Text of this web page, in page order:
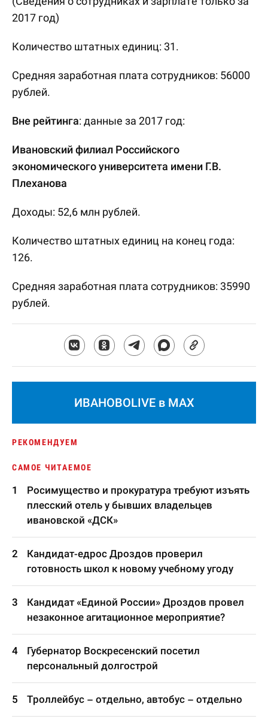
2017 год)
Количество штатных единиц: 31.
Средняя заработная плата сотрудников: 56000
рублей.
Вне рейтинга: данные за 2017 год:
Ивановский филиал Российского
экономического университета имени Г.В.
Плеханова
Доходы: 52,6 млн рублей.
Количество штатных единиц на конец года:
126.
Средняя заработная плата сотрудников: 35990
рублей.
ИВАНОВОLIVE в MAX
РЕКОМЕНДУЕМ
САМОЕ ЧИТАЕМОЕ
Росимущество и прокуратура требуют изъять
плесский отель у бывших владельцев
ивановской «ДСК»
Кандидат-едрос Дроздов проверил
готовность школ к новому учебному угоду
Кандидат «Единой России» Дроздов провел
незаконное агитационное мероприятие?
Губернатор Воскресенский посетил
персональный долгострой
Троллейбус – отдельно, автобус – отдельно